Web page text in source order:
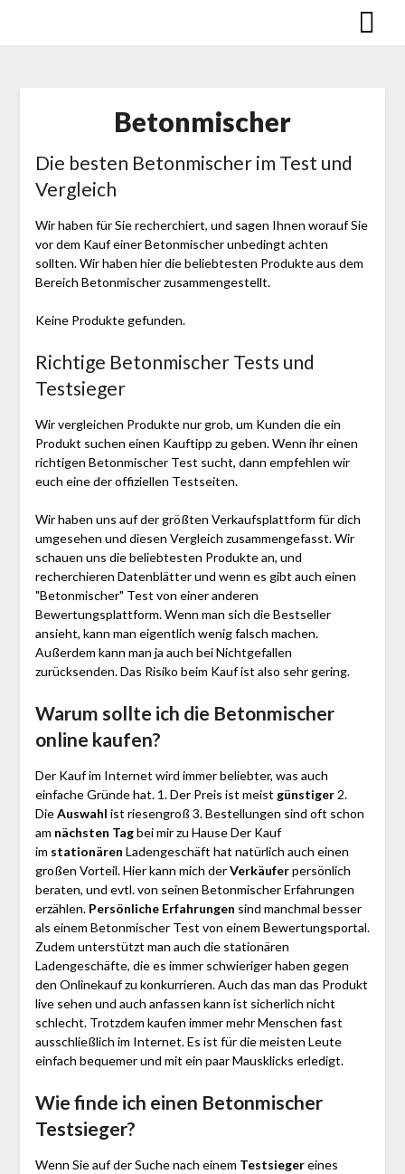
Betonmischer
Die besten Betonmischer im Test und
Vergleich
Wir haben für Sie recherchiert, und sagen Ihnen worauf Sie
vor dem Kauf einer Betonmischer unbedingt achten
sollten. Wir haben hier die beliebtesten Produkte aus dem
Bereich Betonmischer zusammengestellt.
Keine Produkte gefunden.
Richtige Betonmischer Tests und
Testsieger
Wir vergleichen Produkte nur grob, um Kunden die ein
Produkt suchen einen Kauftipp zu geben. Wenn ihr einen
richtigen Betonmischer Test sucht, dann empfehlen wir
euch eine der offiziellen Testseiten.
Wir haben uns auf der größten Verkaufsplattform für dich
umgesehen und diesen Vergleich zusammengefasst. Wir
schauen uns die beliebtesten Produkte an, und
recherchieren Datenblätter und wenn es gibt auch einen
"Betonmischer" Test von einer anderen
Bewertungsplattform. Wenn man sich die Bestseller
ansieht, kann man eigentlich wenig falsch machen.
Außerdem kann man ja auch bei Nichtgefallen
zurücksenden. Das Risiko beim Kauf ist also sehr gering.
Warum sollte ich die Betonmischer
online kaufen?
Der Kauf im Internet wird immer beliebter, was auch
einfache Gründe hat. 1. Der Preis ist meist günstiger2.
DieAuswahl ist riesengroß 3. Bestellungen sind oft schon
am nächsten Tagbei mir zu Hause Der Kauf
im stationären Ladengeschäft hat natürlich auch einen
großen Vorteil. Hier kann mich derVerkäuferpersönlich
beraten, und evtl. von seinen Betonmischer Erfahrungen
erzählen. Persönliche Erfahrungen sind manchmal besser
als einem Betonmischer Test von einem Bewertungsportal.
Zudem unterstützt man auch die stationären
Ladengeschäfte, die es immer schwieriger haben gegen
den Onlinekauf zu konkurrieren. Auch das man das Produkt
live sehen und auch anfassen kann ist sicherlich nicht
schlecht. Trotzdem kaufen immer mehr Menschen fast
ausschließlich im Internet. Es ist für die meisten Leute
einfach bequemer und mit ein paar Mausklicks erledigt.
Wie finde ich einen Betonmischer
Testsieger?
Wenn Sie auf der Suche nach einem Testsiegereines